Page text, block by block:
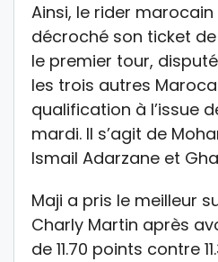
Ainsi, le rider
décroché son ticket
le premier tour,
les trois autres
qualification à l’issue
mardi. Il s’agit de
Ismail Adarzane et
Maji a pris le meilleur
Charly Martin après
de 11.70 points contre